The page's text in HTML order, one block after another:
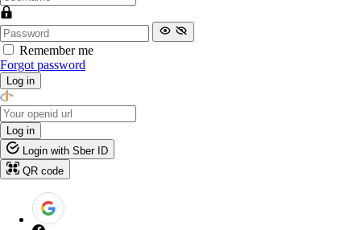
Remember me
Forgot password
Log in
Log in
Login with Sber ID
QR code